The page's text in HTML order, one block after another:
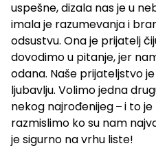
uspešne, dizala nas je u
imala je razumevanja i
odsustvu. Ona je prijatelj
dovodimo u pitanje, jer
odana. Naše prijateljstvo
ljubavlju. Volimo jedna
nekog najrođenijeg ̶ i to je
razmislimo ko su nam
je sigurno na vrhu liste!